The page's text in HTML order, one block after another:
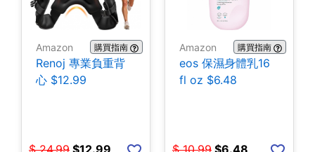
Amazon 購買指南
Renoj 專業負重背
心 $12.99
$ 24.99 $12.99
Amazon 購買指南
eos 保濕身體乳16
fl oz $6.48
$ 10.99 $6.48